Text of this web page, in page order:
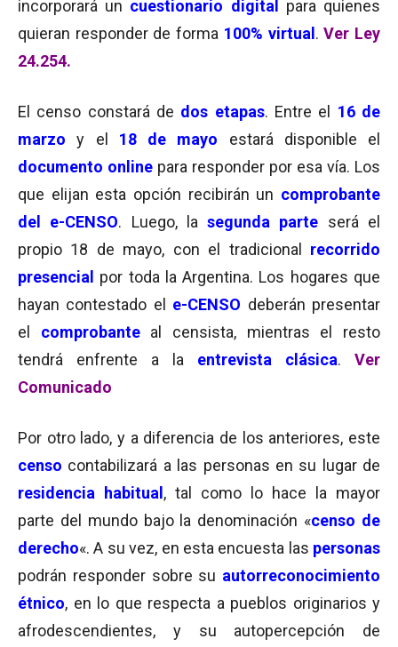
incorporará un cuestionario digital
para quienes
quieran responder de forma 100% virtual . Ver Ley
24.254.
El censo constará de dos etapas. Entre el 16 de
marzo
y el 18 de mayo
estará disponible el
documento online para responder por esa vía. Los
que elijan esta opción recibirán un comprobante
del e-CENSO. Luego, lasegunda parte será el
propio 18 de mayo, con el tradicional recorrido
presencial
por toda la Argentina. Los hogares que
hayan contestado el e-CENSO deberán presentar
el comprobanteal censista, mientras el resto
tendrá enfrente a la entrevista clásica. Ver
Comunicado
Por otro lado, y a diferencia de los anteriores, este
censo contabilizará a las personas en su lugar de
residencia habitual , tal como lo hace la mayor
parte del mundo bajo la denominación «censo de
derecho«. A su vez, en esta encuesta las personas
podrán responder sobre su autorreconocimiento
étnico, en lo que respecta a pueblos originarios y
afrodescendientes, y su autopercepción de